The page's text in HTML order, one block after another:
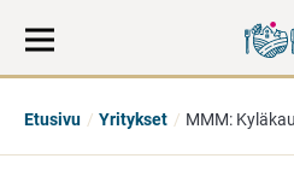
Etusivu Yritykset MMM: